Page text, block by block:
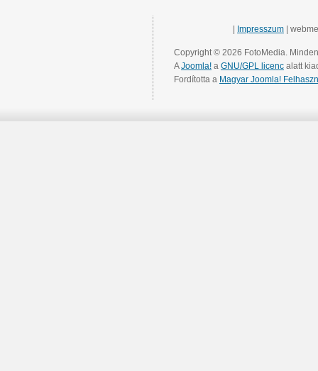
Impresszum |
Copyright © 2026 FotoMedia.
AJoomla! a GNU/GPL licenc alatt
Fordította a Magyar Joomla!